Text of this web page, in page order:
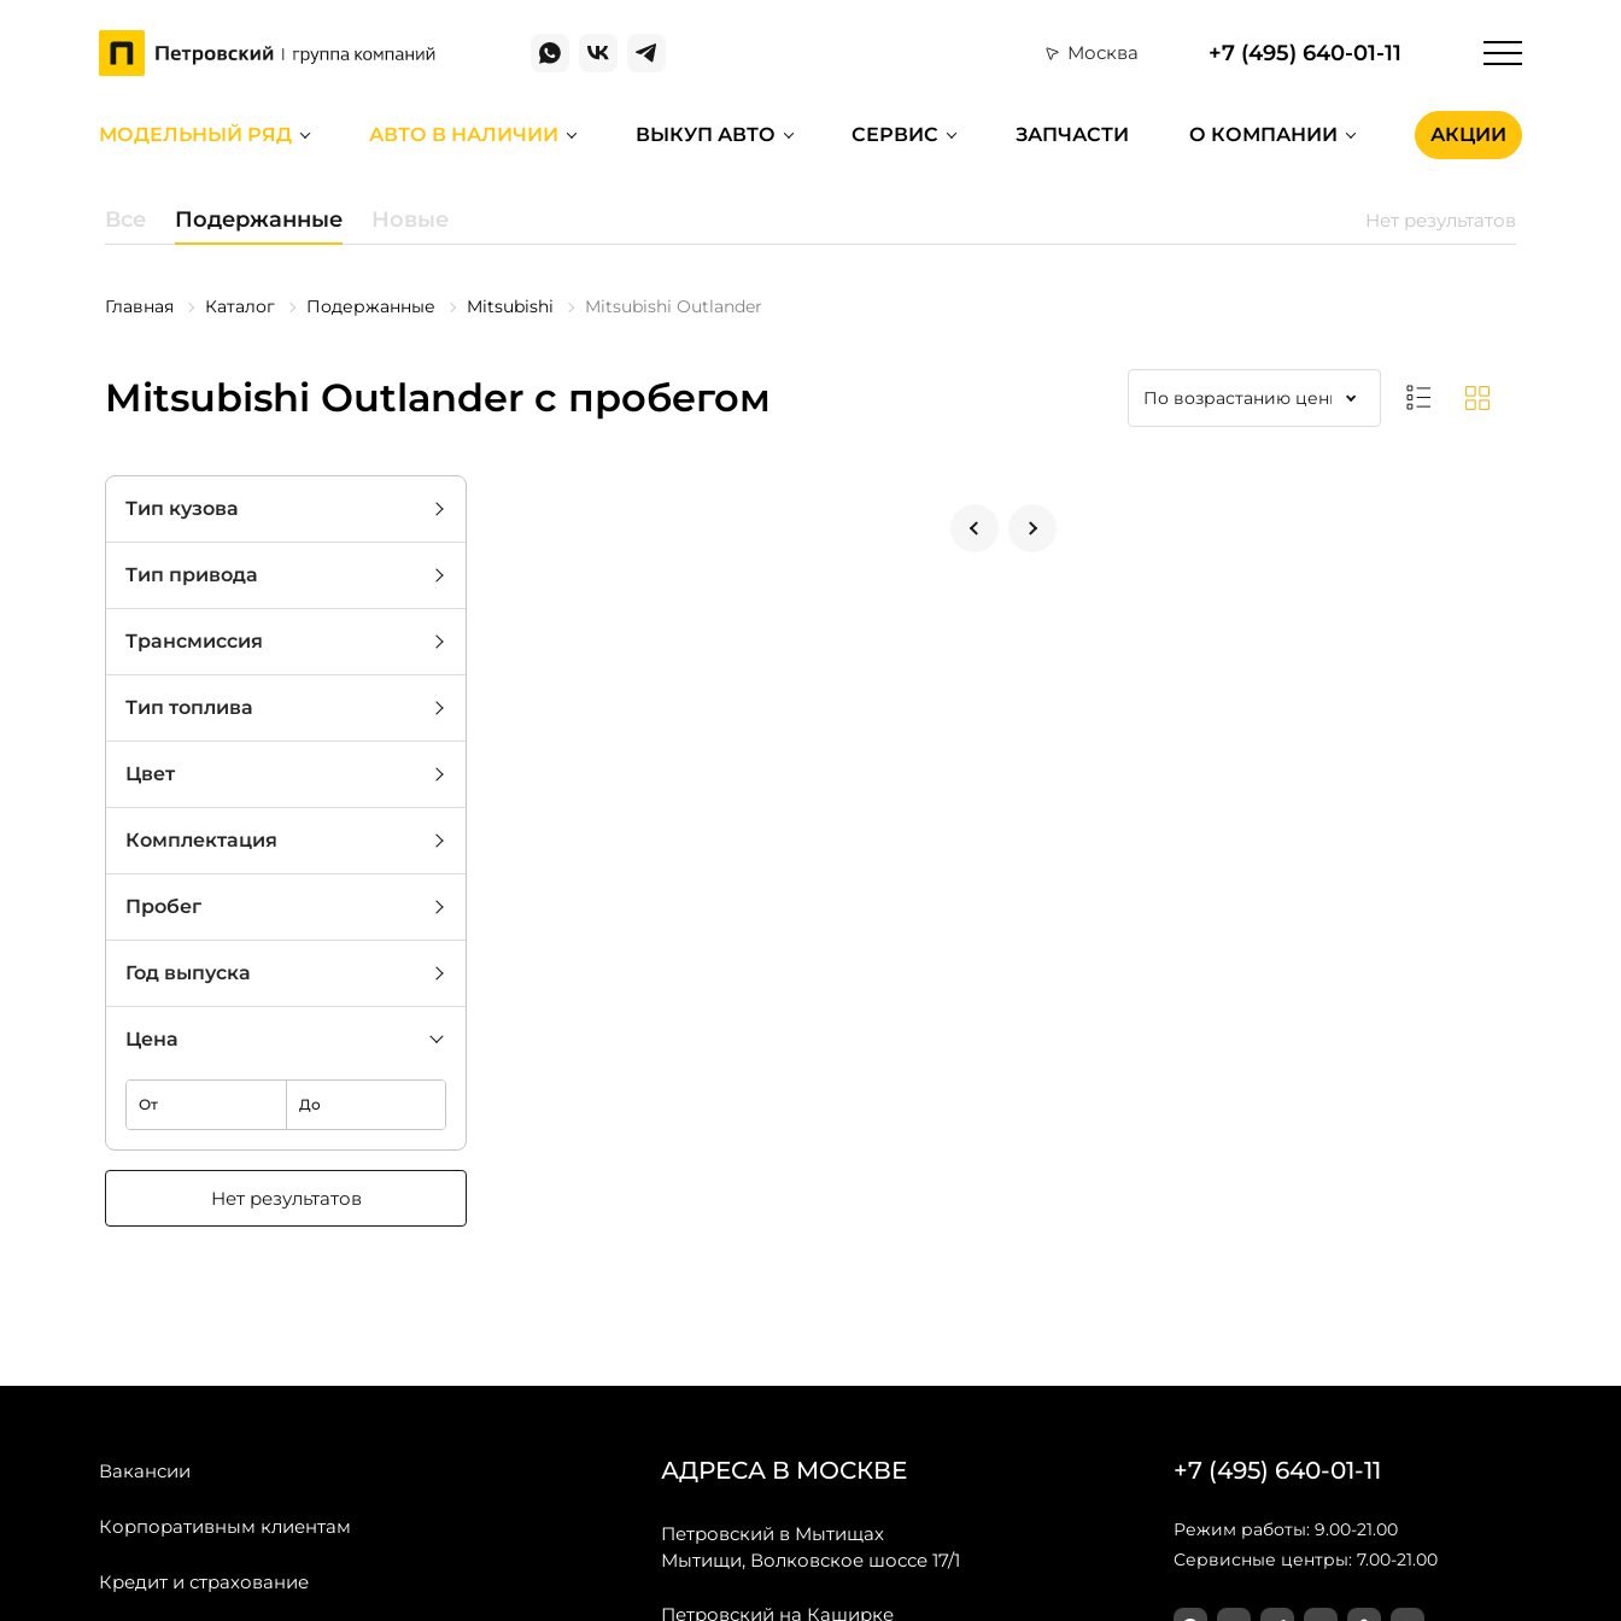
Москва +7 (495) 640-01-11
МОДЕЛЬНЫЙ РЯД АВТО В НАЛИЧИИ ВЫКУП АВТО СЕРВИС ЗАПЧАСТИ О КОМПАНИИ АКЦИИ
Все Подержанные Новые Нет результатов
Главная Каталог Подержанные Mitsubishi Mitsubishi Outlander
Mitsubishi Outlander с пробегом
Тип кузова
Тип привода
Трансмиссия
Тип топлива
Цвет
Комплектация
Пробег
Год выпуска
Цена
От До
Нет результатов
Вакансии
Корпоративным клиентам
Кредит и страхование
АДРЕСА В МОСКВЕ
Петровский в Мытищах
Мытищи, Волковское шоссе 17/1
Петровский на Каширке
+7 (495) 640-01-11
Режим работы: 9.00-21.00
Сервисные центры: 7.00-21.00